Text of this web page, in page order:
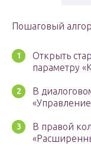
Пошаговый
Открыть
параметру
В
В правой